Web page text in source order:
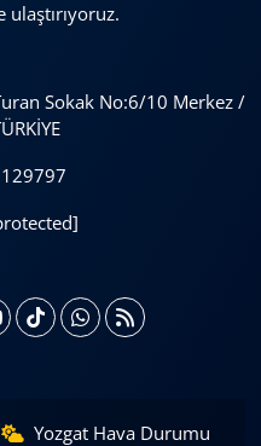
Sokak No:6/10 Merkez /
Yozgat Hava Durumu